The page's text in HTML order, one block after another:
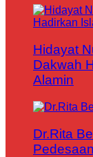
Hidayat
Dakwah
Alamin
Dr.Rita
Pedesaan